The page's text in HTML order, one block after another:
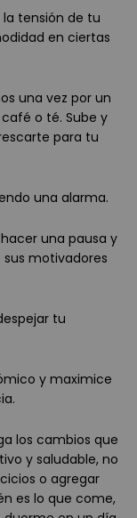
tensión de tu
en ciertas
una vez por un
o té. Sube y
para tu
una alarma.
una pausa y
motivadores
tu
y maximice
los cambios que
y saludable, no
o agregar
es lo que come,